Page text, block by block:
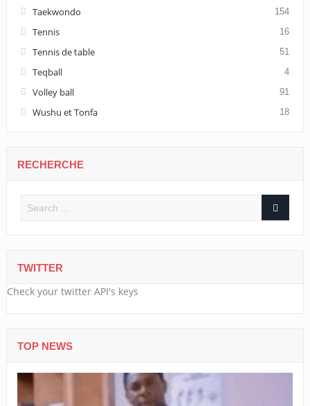
Taekwondo 154
Tennis 16
Tennis de table 51
Teqball 4
Volley ball 91
Wushu et Tonfa 18
RECHERCHE
TWITTER
Check your twitter API's keys
TOP NEWS